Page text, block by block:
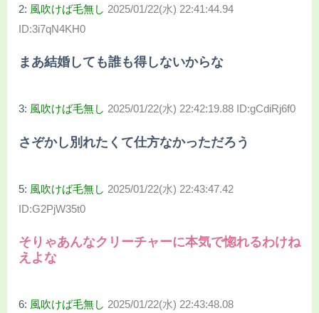
2: 風吹けば毛無し 2025/01/22(水) 22:41:44.94
ID:3i7qN4KH0
まあ結婚しても誰も得しないからな
3: 風吹けば毛無し 2025/01/22(水) 22:42:19.88 ID:gCdiRj6f0
さぞかし別れたくて仕方なかっただろう
5: 風吹けば毛無し 2025/01/22(水) 22:43:47.42
ID:G2PjW35t0
そりゃあんなクリーチャーに本気で惚れるわけね
えよな
6: 風吹けば毛無し 2025/01/22(水) 22:43:48.08